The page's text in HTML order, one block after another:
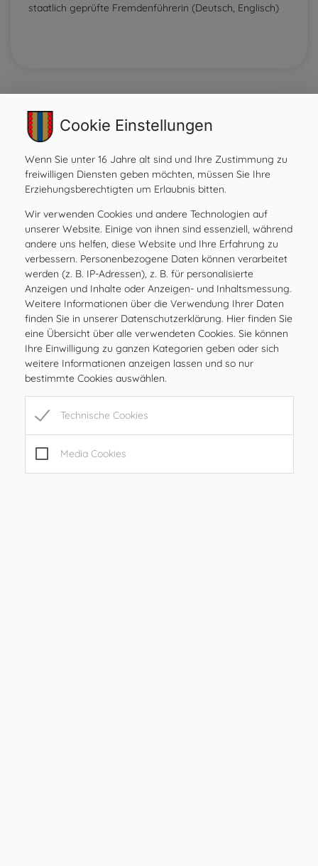
staatlich geprüfte Fremdenführerin (Deutsch, Englisch)
Gemeinde Ilztal
Prebensdorf 170, 8211 Ilztal
Tel: +43 3113 2485
Mail:gde@ilztal.gv.at
Gemeindekennziffer: 61762 , UID: ATU 69185204
Amtsstunden
MO
08.00 – 12.00 Uhr
DI
08.00 – 12.00 Uhr
MI
08.00 – 12.00 Uhr
SA
SO
Cookie Einstellungen
Wenn Sie unter 16 Jahre alt sind und Ihre Zustimmung zu
freiwilligen Diensten geben möchten, müssen Sie Ihre
Erziehungsberechtigten um Erlaubnis bitten.
Wir verwenden Cookies und andere Technologien auf
unserer Website. Einige von ihnen sind essenziell, während
andere uns helfen, diese Website und Ihre Erfahrung zu
verbessern. Personenbezogene Daten können verarbeitet
werden (z. B. IP-Adressen), z. B. für personalisierte
Anzeigen und Inhalte oder Anzeigen- und Inhaltsmessung.
Weitere Informationen über die Verwendung Ihrer Daten
finden Sie in unserer Datenschutzerklärung. Hier finden Sie
eine Übersicht über alle verwendeten Cookies. Sie können
Ihre Einwilligung zu ganzen Kategorien geben oder sich
weitere Informationen anzeigen lassen und so nur
bestimmte Cookies auswählen.
Technische Cookies
Media Cookies